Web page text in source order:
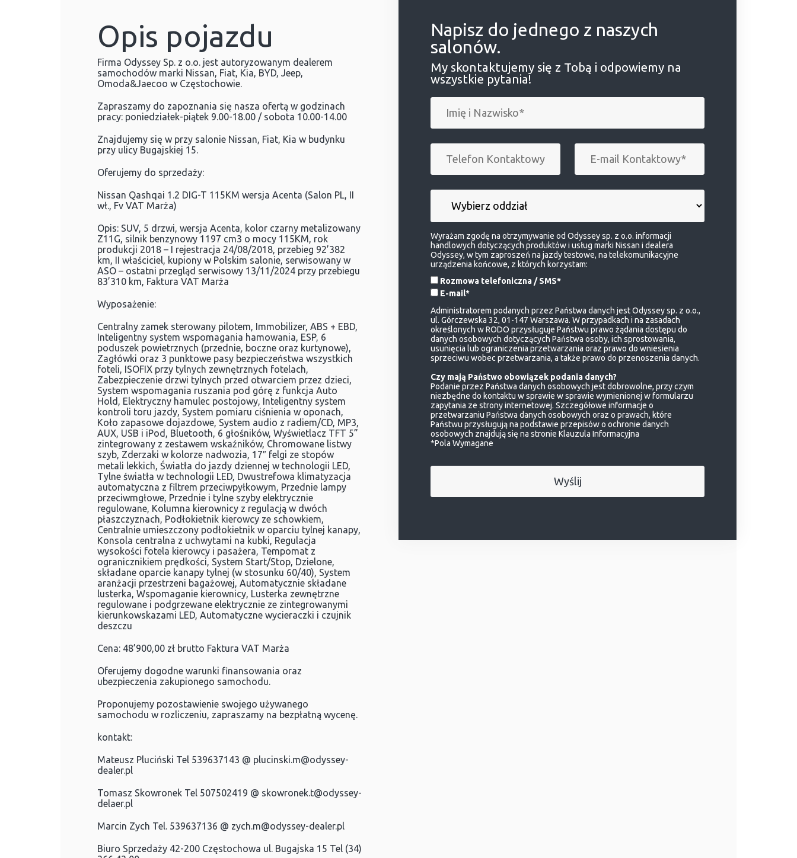
Opis pojazdu
Firma Odyssey Sp. z o.o. jest autoryzowanym dealerem
samochodów marki Nissan, Fiat, Kia, BYD, Jeep,
Omoda&Jaecoo w Częstochowie.
Zapraszamy do zapoznania się nasza ofertą w godzinach
pracy: poniedziałek-piątek 9.00-18.00 / sobota 10.00-14.00
Znajdujemy się w przy salonie Nissan, Fiat, Kia w budynku
przy ulicy Bugajskiej 15.
Oferujemy do sprzedaży:
Nissan Qashqai 1.2 DIG-T 115KM wersja Acenta (Salon PL, II
wł., Fv VAT Marża)
Opis: SUV, 5 drzwi, wersja Acenta, kolor czarny metalizowany
Z11G, silnik benzynowy 1197 cm3 o mocy 115KM, rok
produkcji 2018 – I rejestracja 24/08/2018, przebieg 92’382
km, II właściciel, kupiony w Polskim salonie, serwisowany w
ASO – ostatni przegląd serwisowy 13/11/2024 przy przebiegu
83’310 km, Faktura VAT Marża
Wyposażenie:
Centralny zamek sterowany pilotem, Immobilizer, ABS + EBD,
Inteligentny system wspomagania hamowania, ESP, 6
poduszek powietrznych (przednie, boczne oraz kurtynowe),
Zagłówki oraz 3 punktowe pasy bezpieczeństwa wszystkich
foteli, ISOFIX przy tylnych zewnętrznych fotelach,
Zabezpieczenie drzwi tylnych przed otwarciem przez dzieci,
System wspomagania ruszania pod górę z funkcja Auto
Hold, Elektryczny hamulec postojowy, Inteligentny system
kontroli toru jazdy, System pomiaru ciśnienia w oponach,
Koło zapasowe dojazdowe, System audio z radiem/CD, MP3,
AUX, USB i iPod, Bluetooth, 6 głośników, Wyświetlacz TFT 5”
zintegrowany z zestawem wskaźników, Chromowane listwy
szyb, Zderzaki w kolorze nadwozia, 17″ felgi ze stopów
metali lekkich, Światła do jazdy dziennej w technologii LED,
Tylne światła w technologii LED, Dwustrefowa klimatyzacja
automatyczna z filtrem przeciwpyłkowym, Przednie lampy
przeciwmgłowe, Przednie i tylne szyby elektrycznie
regulowane, Kolumna kierownicy z regulacją w dwóch
płaszczyznach, Podłokietnik kierowcy ze schowkiem,
Centralnie umieszczony podłokietnik w oparciu tylnej kanapy,
Konsola centralna z uchwytami na kubki, Regulacja
wysokości fotela kierowcy i pasażera, Tempomat z
ogranicznikiem prędkości, System Start/Stop, Dzielone,
składane oparcie kanapy tylnej (w stosunku 60/40), System
aranżacji przestrzeni bagażowej, Automatycznie składane
lusterka, Wspomaganie kierownicy, Lusterka zewnętrzne
regulowane i podgrzewane elektrycznie ze zintegrowanymi
kierunkowskazami LED, Automatyczne wycieraczki i czujnik
deszczu
Cena: 48’900,00 zł brutto Faktura VAT Marża
Oferujemy dogodne warunki finansowania oraz
ubezpieczenia zakupionego samochodu.
Proponujemy pozostawienie swojego używanego
samochodu w rozliczeniu, zapraszamy na bezpłatną wycenę.
kontakt:
Mateusz Pluciński Tel 539637143 @ plucinski.m@odyssey-
dealer.pl
Tomasz Skowronek Tel 507502419 @ skowronek.t@odyssey-
delaer.pl
Marcin Zych Tel. 539637136 @ zych.m@odyssey-dealer.pl
Biuro Sprzedaży 42-200 Częstochowa ul. Bugajska 15 Tel (34)
Napisz do jednego z naszych
salonów.
My skontaktujemy się z Tobą i odpowiemy na
wszystkie pytania!
Wyrażam zgodę na otrzymywanie od Odyssey sp. z o.o. informacji
handlowych dotyczących produktów i usług marki Nissan i dealera
Odyssey, w tym zaproszeń na jazdy testowe, na telekomunikacyjne
urządzenia końcowe, z których korzystam:
Rozmowa telefoniczna / SMS*
E-mail*
Administratorem podanych przez Państwa danych jest Odyssey sp. z o.o.,
ul. Górczewska 32, 01-147 Warszawa. W przypadkach i na zasadach
określonych w RODO przysługuje Państwu prawo żądania dostępu do
danych osobowych dotyczących Państwa osoby, ich sprostowania,
usunięcia lub ograniczenia przetwarzania oraz prawo do wniesienia
sprzeciwu wobec przetwarzania, a także prawo do przenoszenia danych.
Czy mają Państwo obowiązek podania danych?
Podanie przez Państwa danych osobowych jest dobrowolne, przy czym
niezbędne do kontaktu w sprawie w sprawie wymienionej w formularzu
zapytania ze strony internetowej. Szczegółowe informacje o
przetwarzaniu Państwa danych osobowych oraz o prawach, które
Państwu przysługują na podstawie przepisów o ochronie danych
osobowych znajdują się na stronie Klauzula Informacyjna
*Pola Wymagane